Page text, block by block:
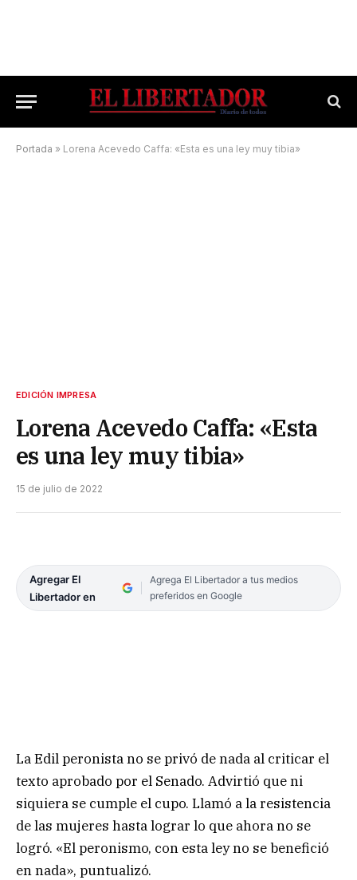
Portada » Lorena Acevedo Caffa: «Esta es una ley muy tibia»
EDICIÓN IMPRESA
Lorena Acevedo Caffa: «Esta
es una ley muy tibia»
15 de julio de 2022
Agregar El
Libertador en
Agrega El Libertador a tus medios
preferidos en Google
La Edil peronista no se privó de nada al criticar el
texto aprobado por el Senado. Advirtió que ni
siquiera se cumple el cupo. Llamó a la resistencia
de las mujeres hasta lograr lo que ahora no se
logró. «El peronismo, con esta ley no se benefició
en nada», puntualizó.